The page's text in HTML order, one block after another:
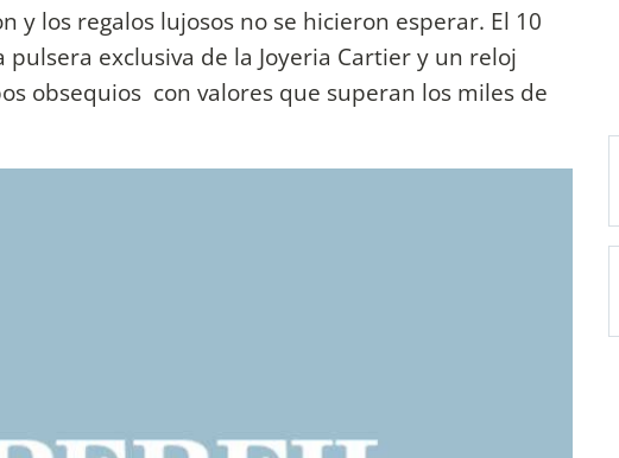
y los regalos lujosos no se hicieron esperar. El 10
pulsera exclusiva de la Joyeria Cartier y un reloj
obsequios con valores que superan los miles de